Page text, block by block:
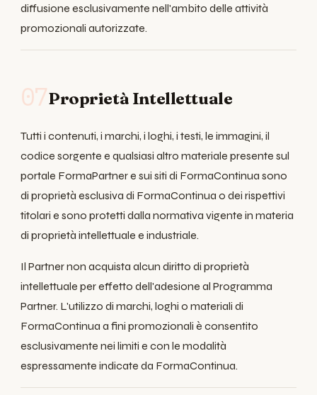
diffusione esclusivamente nell'ambito delle attività
promozionali autorizzate.
07Proprietà Intellettuale
Tutti i contenuti, i marchi, i loghi, i testi, le immagini, il
codice sorgente e qualsiasi altro materiale presente sul
portale FormaPartner e sui siti di FormaContinua sono
di proprietà esclusiva di FormaContinua o dei rispettivi
titolari e sono protetti dalla normativa vigente in materia
di proprietà intellettuale e industriale.
Il Partner non acquista alcun diritto di proprietà
intellettuale per effetto dell'adesione al Programma
Partner. L'utilizzo di marchi, loghi o materiali di
FormaContinua a fini promozionali è consentito
esclusivamente nei limiti e con le modalità
espressamente indicate da FormaContinua.